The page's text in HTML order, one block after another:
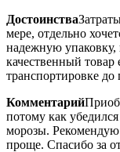
Достоинства
мере, отдельно
надежную упаковку,
качественный
транспортировке до
Комментарий
потому как
морозы. Рекомендую
проще. Спасибо за